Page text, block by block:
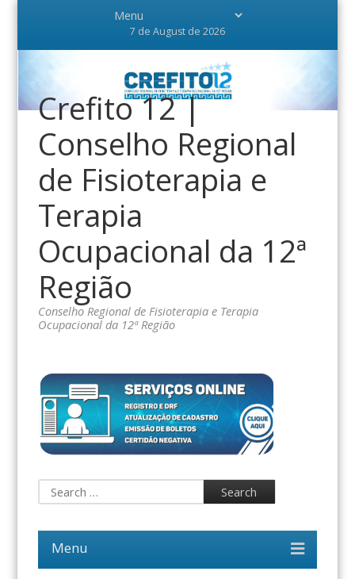
7 de August de 2026
Crefito 12 |
Conselho Regional
de Fisioterapia e
Terapia
Ocupacional da 12ª
Região
Conselho Regional de Fisioterapia e Terapia
Ocupacional da 12ª Região